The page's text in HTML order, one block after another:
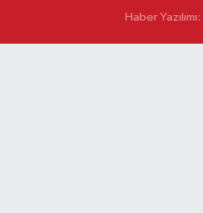
Haber Yazılımı: